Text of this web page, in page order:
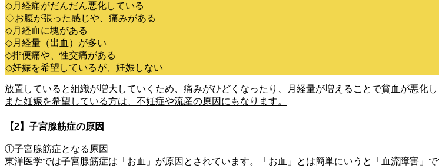
◇月経痛がだんだん悪化している
◇お腹が張った感じや、痛みがある
◇月経血に塊がある
◇月経量（出血）が多い
◇排便痛や、性交痛がある
◇妊娠を希望しているが、妊娠しない
放置していると組織が増大していくため、痛みがひどくなったり、月経量が増えることで貧血が悪化し
また妊娠を希望している方は、不妊症や流産の原因にもなります。
【2】子宮腺筋症の原因
①子宮腺筋症となる原因
東洋医学では子宮腺筋症は「お血」が原因とされています。「お血」とは簡単にいうと「血流障害」